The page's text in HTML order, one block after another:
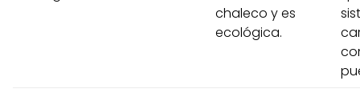
chaleco y es
ecológica.